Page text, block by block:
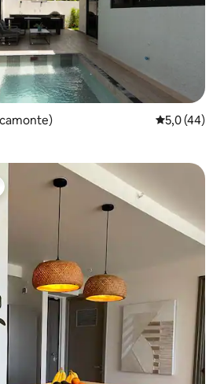
საშუალო
5,0 (44)